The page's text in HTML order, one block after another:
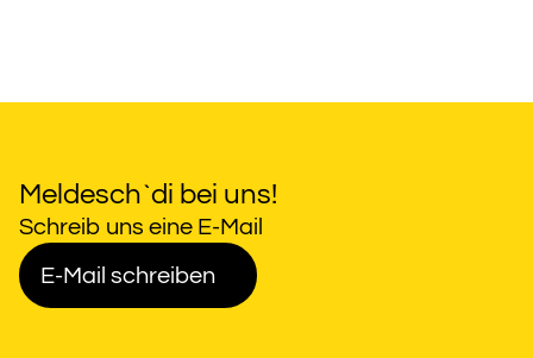
Meldesch`di bei uns!
Schreib uns eine E-Mail
E-Mail schreiben